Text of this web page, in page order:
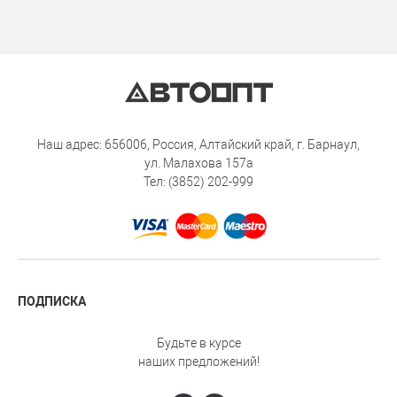
Наш адрес: 656006, Россия, Алтайский край, г. Барнаул,
ул. Малахова 157а
Тел: (3852) 202-999
ПОДПИСКА
Будьте в курсе
наших предложений!